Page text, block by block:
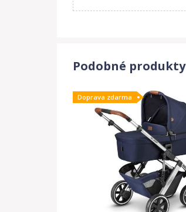
Podobné produkty
Doprava zdarma